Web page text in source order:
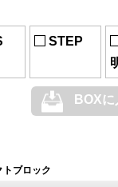
STEP
BOXに
ブロック